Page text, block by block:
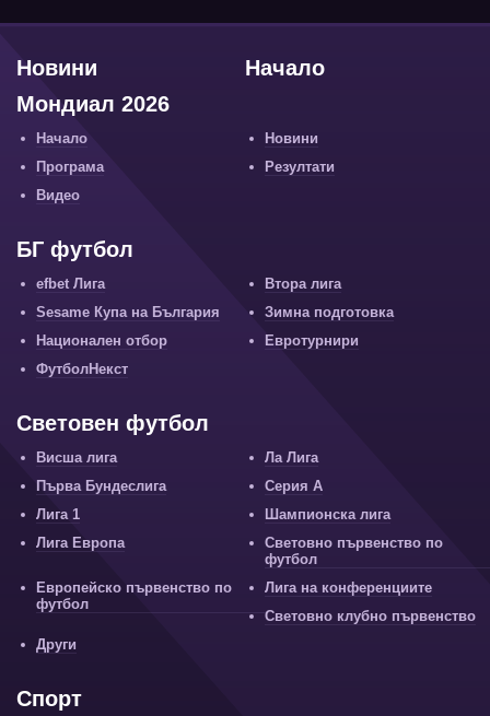
Начало
Новини
Мондиал 2026
Начало
Новини
Програма
Резултати
Видео
БГ футбол
efbet Лига
Втора лига
Sesame Купа на България
Зимна подготовка
Национален отбор
Евротурнири
ФутболНекст
Световен футбол
Висша лига
Ла Лига
Първа Бундеслига
Серия А
Лига 1
Шампионска лига
Лига Европа
Световно първенство по
футбол
Европейско първенство по
футбол
Лига на конференциите
Световно клубно първенство
Други
Спорт